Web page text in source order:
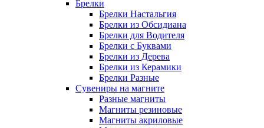
Брелки
Брелки Настальгия
Брелки из Обсидиана
Брелки для Водителя
Брелки с Буквами
Брелки из Дерева
Брелки из Керамики
Брелки Разные
Сувениры на магните
Разные магниты
Магниты резиновые
Магниты акриловые